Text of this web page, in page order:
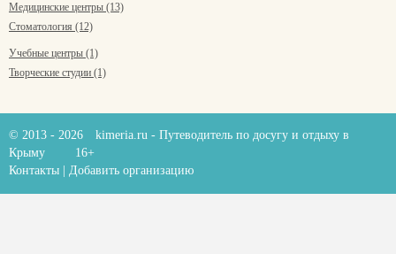
Медицинские центры (13)
Стоматология (12)
Учебные центры (1)
Творческие студии (1)
© 2013 - 2026 kimeria.ru - Путеводитель по досугу и отдыху в
Крыму
16+
Контакты
Добавить организацию